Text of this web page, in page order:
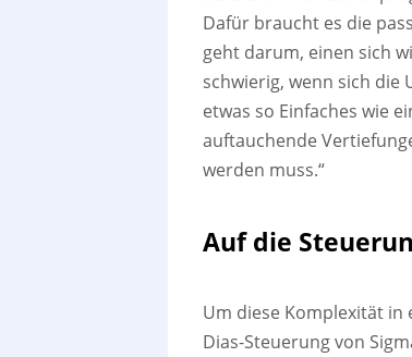
Dafür braucht es die
geht darum, einen sich
schwierig, wenn sich die
etwas so Einfaches wie
auftauchende
werden muss.“
Auf die
Um diese Komplexität
Dias-Steuerung von